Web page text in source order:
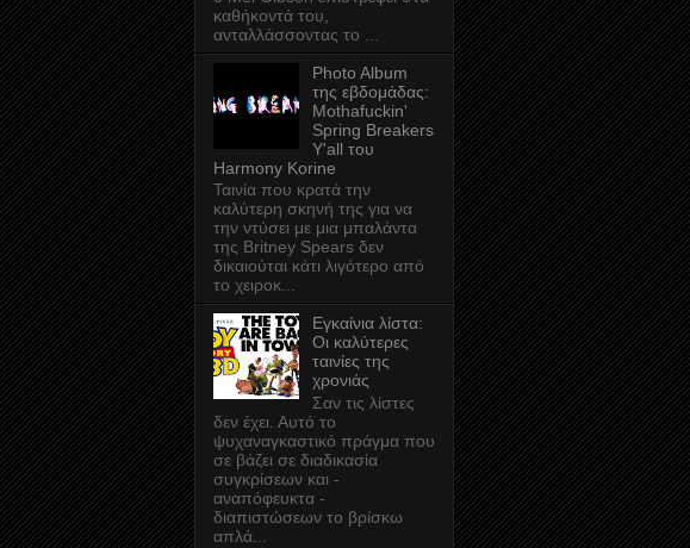
καθήκοντά του,
ανταλλάσσοντας το ...
Photo Album
της εβδομάδας:
Mothafuckin'
Spring Breakers
Y'all του
Harmony Korine
Ταινία που κρατά την
καλύτερη σκηνή της για να
την ντύσει με μια μπαλάντα
της Britney Spears δεν
δικαιούται κάτι λιγότερο από
το χειροκ...
Εγκαίνια λίστα:
Οι καλύτερες
ταινίες της
χρονιάς
Σαν τις λίστες
δεν έχει. Αυτό το
ψυχαναγκαστικό πράγμα που
σε βάζει σε διαδικασία
συγκρίσεων και -
αναπόφευκτα -
διαπιστώσεων το βρίσκω
απλά...